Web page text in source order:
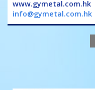
www.gymetal.com.hk
info@gymetal.com.hk